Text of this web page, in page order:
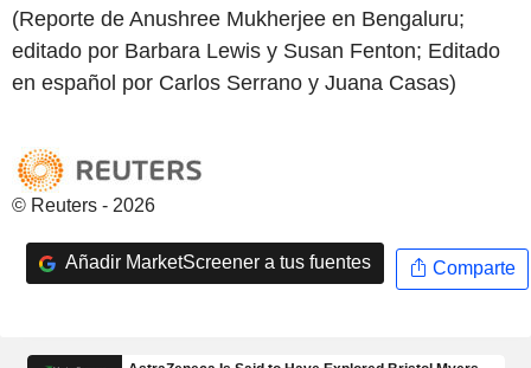
(Reporte de Anushree Mukherjee en Bengaluru;
editado por Barbara Lewis y Susan Fenton; Editado
en español por Carlos Serrano y Juana Casas)
© Reuters - 2026
Añadir MarketScreener a tus fuentes Comparte